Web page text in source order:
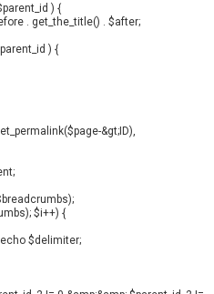
) {
get_the_title() $after;
) {
($page-&gt;ID)
;
);
); $i++) {
echo $delimiter;